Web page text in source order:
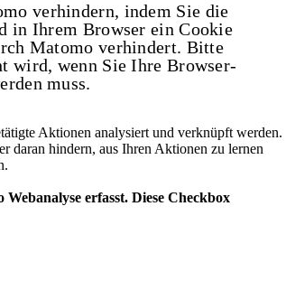
verhindern, indem Sie die
in Ihrem Browser ein Cookie
Matomo verhindert. Bitte
wird, wenn Sie Ihre Browser-
muss.